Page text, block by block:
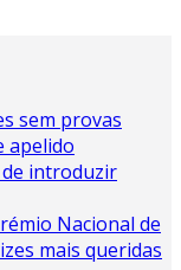
sem provas
apelido
introduzir
Nacional de
mais queridas